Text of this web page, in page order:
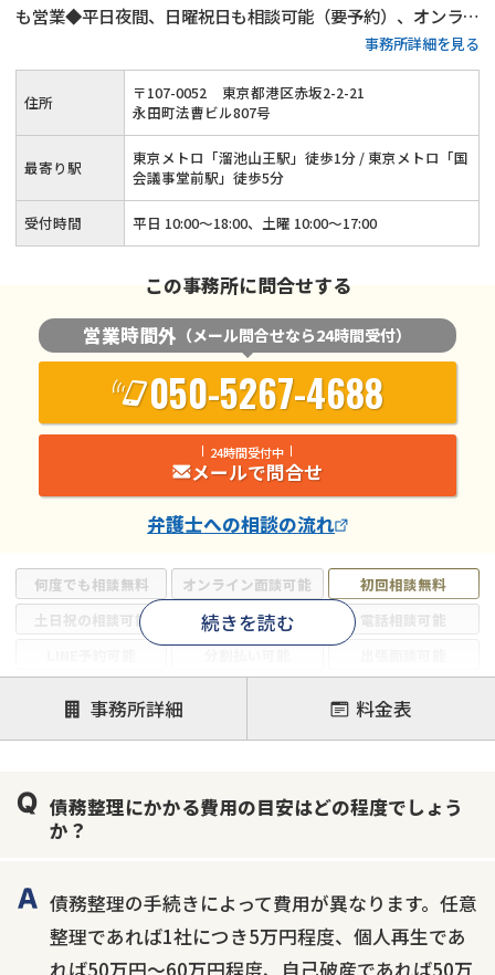
も営業◆平日夜間、日曜祝日も相談可能（要予約）、オンライ
事務所詳細を見る
何度でも相談無料 オンライン面談可能
初回相談無料
土日祝の相談可能
19時以降電話可能
電話相談可能
個人再生
時効援用
過払い金返還請求
会社破産・法人破産
続きを読む
住所 〒107-0052
東京都港区赤坂2-2-21
永田町法曹ビル807号
最寄り駅
東京メトロ「溜池山王駅」徒歩1分 / 東京メトロ「国
会議事堂前駅」徒歩5分
受付時間 平日 10:00～18:00、土曜 10:00～17:00
この事務所に問合せする
営業時間外 （メール問合せなら24時間受付）
050-5267-4688
24時間受付中
メールで問合せ
弁護士への相談の流れ
事務所詳細 料金表
債務整理にかかる費用の目安はどの程度でしょう
か？
債務整理の手続きによって費用が異なります。任意
整理であれば1社につき5万円程度、個人再生であ
れば50万円〜60万円程度、自己破産であれば50万